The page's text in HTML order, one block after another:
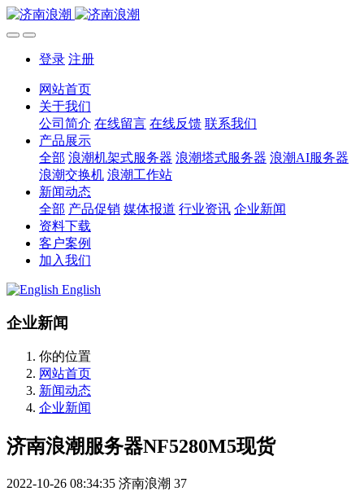
登录 注册
网站首页
关于我们
公司简介 在线留言 在线反馈 联系我们
产品展示
全部 浪潮机架式服务器 浪潮塔式服务器 浪潮AI服务器
浪潮交换机 浪潮工作站
新闻动态
全部 产品促销 媒体报道 行业资讯 企业新闻
资料下载
客户案例
加入我们
English
企业新闻
你的位置
网站首页
新闻动态
企业新闻
济南浪潮服务器NF5280M5现货
2022-10-26 08:34:35 济南浪潮 37